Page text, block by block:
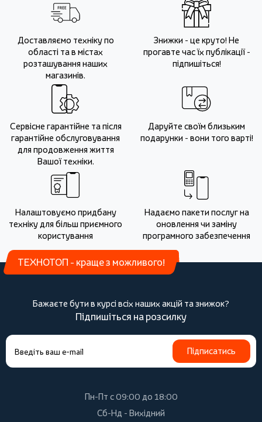
Доставляємо техніку по
області та в містах
розташування наших
магазинів.
Знижки - це круто! Не
прогавте час їх публікації -
підпишіться!
Сервісне гарантійне та після
гарантійне обслуговування
для продовження життя
Вашої техніки.
Даруйте своїм близьким
подарунки - вони того варті!
Налаштовуємо придбану
техніку для більш приємного
користування
Надаємо пакети послуг на
оновлення чи заміну
програмного забезпечення
ТЕХНОТОП - краще з можливого!
Бажаєте бути в курсі всіх наших акцій та знижок?
Підпишіться на розсилку
Підписатись
Пн-Пт с 09:00 до 18:00
Сб-Нд - Вихідний